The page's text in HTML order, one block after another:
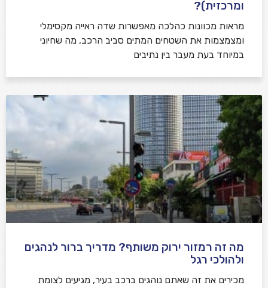
ומרכזית)?
מראות מכוונות כהלכה מאפשרות שדה ראייה מקסימלי
ומצמצמות את השטחים המתים סביב הרכב, מה שחיוני
במיוחד בעת מעבר בין נתיבים
מה זה רמזור ירוק משותף? מדריך ברור לנהגים
ולהולכי רגל
מכירים את זה שאתם נוהגים ברכב בעיר, מגיעים לצומת